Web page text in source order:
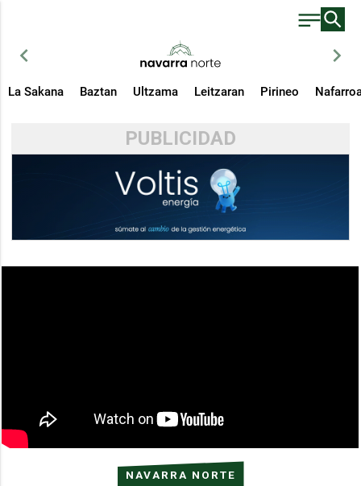
chevron_left chevron_right
La Sakana Baztan Ultzama Leitzaran Pirineo
PUBLICIDAD
NAVARRA NORTE